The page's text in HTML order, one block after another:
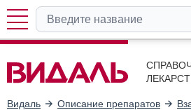
Видаль Описание препаратов